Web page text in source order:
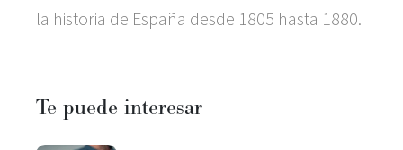
la historia de España desde 1805 hasta 1880.
Te puede interesar